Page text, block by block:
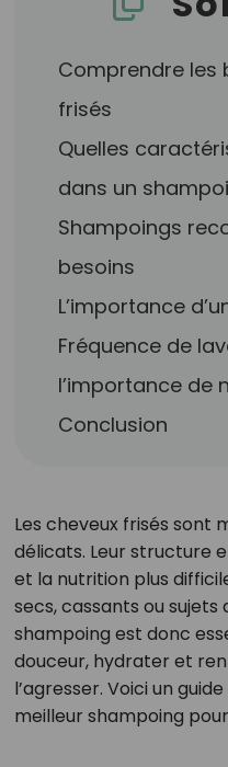
Comprendre les
frisés
Quelles
dans un
Shampoings
besoins
L’importance
Fréquence de
l’importance de
Conclusion
Les cheveux frisés sont
délicats. Leur structure
et la nutrition plus
secs, cassants ou sujets
shampoing est donc
douceur, hydrater et
l’agresser. Voici un
meilleur shampoing